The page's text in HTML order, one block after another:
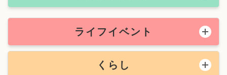
ライフイベント
くらし